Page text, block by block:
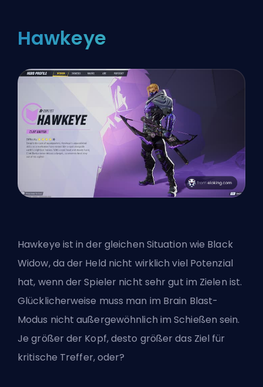
Hawkeye
Hawkeye ist in der gleichen Situation wie Black
Widow, da der Held nicht wirklich viel Potenzial
hat, wenn der Spieler nicht sehr gut im Zielen ist.
Glücklicherweise muss man im Brain Blast-
Modus nicht außergewöhnlich im Schießen sein.
Je größer der Kopf, desto größer das Ziel für
kritische Treffer, oder?